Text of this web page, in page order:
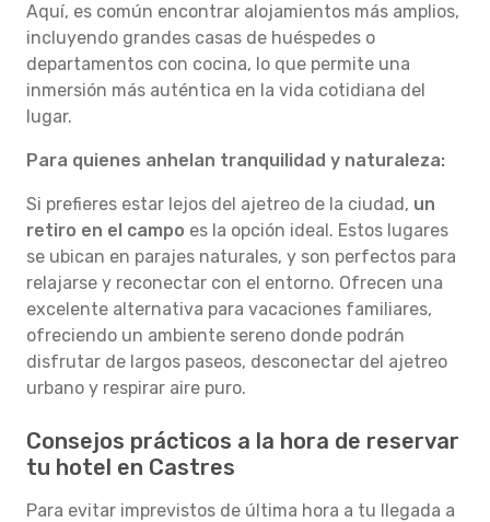
Aquí, es común encontrar alojamientos más amplios,
incluyendo grandes casas de huéspedes o
departamentos con cocina, lo que permite una
inmersión más auténtica en la vida cotidiana del
lugar.
Para quienes anhelan tranquilidad y naturaleza:
Si prefieres estar lejos del ajetreo de la ciudad, un
retiro en el campo es la opción ideal. Estos lugares
se ubican en parajes naturales, y son perfectos para
relajarse y reconectar con el entorno. Ofrecen una
excelente alternativa para vacaciones familiares,
ofreciendo un ambiente sereno donde podrán
disfrutar de largos paseos, desconectar del ajetreo
urbano y respirar aire puro.
Consejos prácticos a la hora de reservar
tu hotel en Castres
Para evitar imprevistos de última hora a tu llegada a